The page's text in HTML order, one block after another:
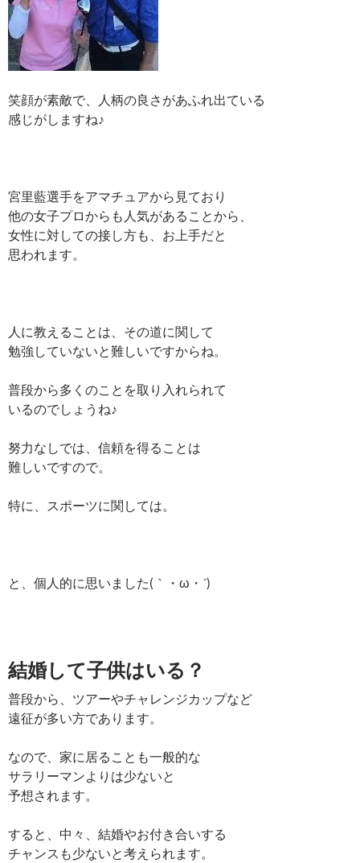
笑顔が素敵で、人柄の良さがあふれ出ている
感じがしますね♪
宮里藍選手をアマチュアから見ており
他の女子プロからも人気があることから、
女性に対しての接し方も、お上手だと
思われます。
人に教えることは、その道に関して
勉強していないと難しいですからね。
普段から多くのことを取り入れられて
いるのでしょうね♪
努力なしでは、信頼を得ることは
難しいですので。
特に、スポーツに関しては。
と、個人的に思いました(｀・ω・´)ゞ
結婚して子供はいる？
普段から、ツアーやチャレンジカップなど
遠征が多い方であります。
なので、家に居ることも一般的な
サラリーマンよりは少ないと
予想されます。
すると、中々、結婚やお付き合いする
チャンスも少ないと考えられます。